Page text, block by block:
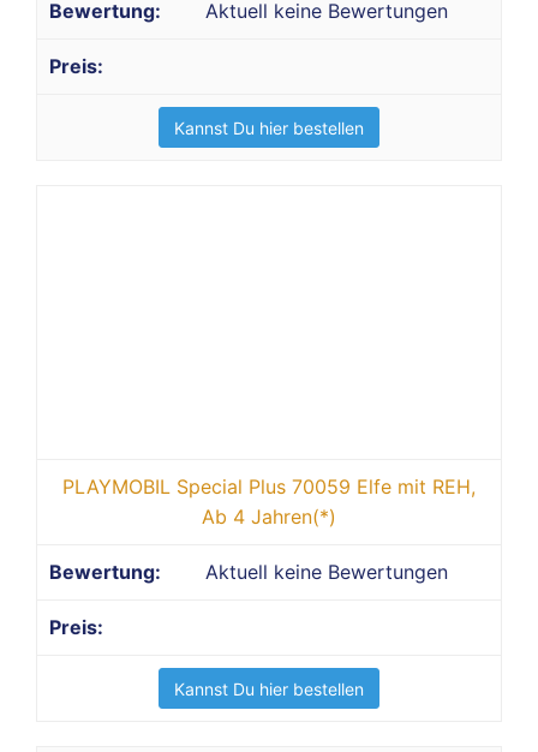
Aktuell keine Bewertungen
Kannst Du hier bestellen
PLAYMOBIL Special Plus 70059 Elfe mit REH,
Ab 4 Jahren(*)
Aktuell keine Bewertungen
Kannst Du hier bestellen